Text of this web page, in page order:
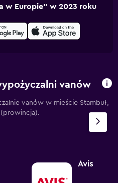
w Europie” w 2023 roku
vanów
vanów w mieście Stambuł,
(prowincja).
Avis